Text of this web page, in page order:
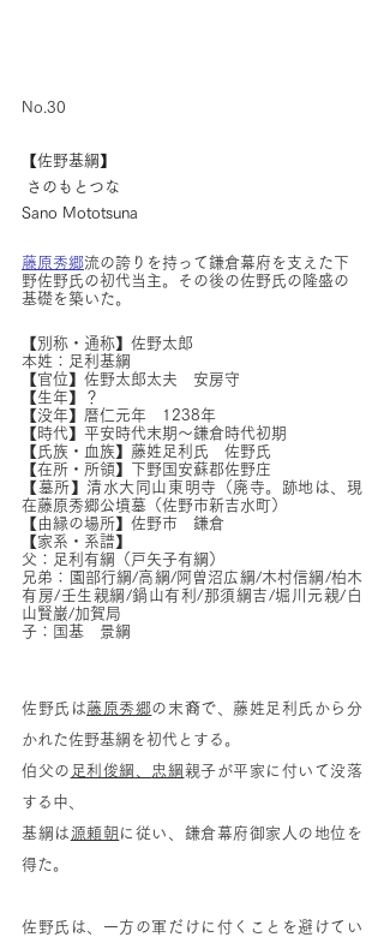
No.30
【佐野基綱】
さのもとつな
Sano Mototsuna
藤原秀郷流の誇りを持って鎌倉幕府を支えた下
野佐野氏の初代当主。その後の佐野氏の隆盛の
基礎を築いた。
【別称・通称】佐野太郎
本姓：足利基綱
【官位】佐野太郎太夫　安房守
【生年】？
【没年】暦仁元年　1238年
【時代】平安時代末期〜鎌倉時代初期
【氏族・血族】藤姓足利氏　佐野氏
【在所・所領】下野国安蘇郡佐野庄
【墓所】清水大同山東明寺（廃寺。跡地は、現
在藤原秀郷公墳墓（佐野市新吉水町）
【由縁の場所】佐野市　鎌倉
【家系・系譜】
父：足利有綱（戸矢子有綱）
兄弟：園部行綱/高綱/阿曽沼広綱/木村信綱/柏木
有房/壬生親綱/鍋山有利/那須綱吉/堀川元親/白
山賢巌/加賀局
子：国基　景綱
佐野氏は藤原秀郷の末裔で、藤姓足利氏から分
かれた佐野基綱を初代とする。
伯父の 足利俊綱 忠綱 親子が平家に付いて没落
する中、
基綱は 源頼朝 に従い、鎌倉幕府御家人の地位を
得た。
佐野氏は、一方の軍だけに付くことを避けてい